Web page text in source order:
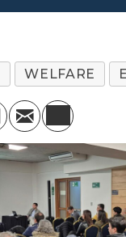
WELFARE